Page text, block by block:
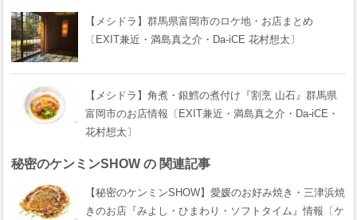
【メシドラ】群馬県富岡市のロケ地・お店まとめ
〔EXIT兼近・満島真之介・Da-iCE 花村想太〕
【メシドラ】角煮・銀鱈の煮付け『割烹 山石』群馬県
富岡市のお店情報〔EXIT兼近・満島真之介・Da-iCE・
花村想太〕
秘密のケンミンSHOW の 関連記事
【秘密のケンミンSHOW】愛媛のお好み焼き・三津浜焼
きのお店『みよし・ひまわり・ソフトタイム』情報〔ケ